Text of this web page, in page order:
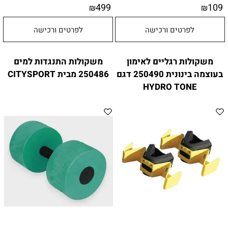
₪109
לפרטים ורכישה
₪499
לפרטים ורכישה
משקולות רגליים לאימון
בעוצמה בינונית 250490 דגם
HYDRO TONE
משקולות התנגדות למים
250486 מבית CITYSPORT